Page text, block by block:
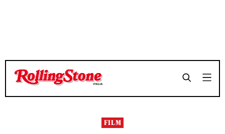
TEMPO DI LETTURA 6 MINUTI SHARE
TEMPO DI LETTURA 6 MINUTI SHARE
FILM